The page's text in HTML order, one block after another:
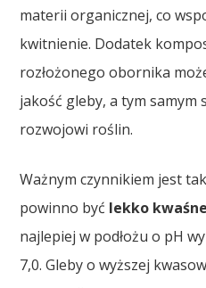
materii organicznej, co
kwitnienie. Dodatek
rozłożonego obornika
jakość gleby, a tym samym
rozwojowi roślin.
Ważnym czynnikiem jest
powinno być lekko
najlepiej w podłożu o pH
7,0. Gleby o wyższej